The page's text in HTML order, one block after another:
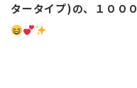
タータイプ)の、１００